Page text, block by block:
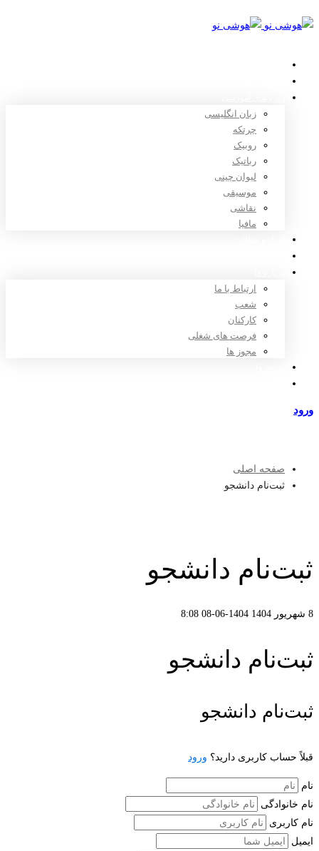
زبان انگلیسی
چرتکه
روبیک
رباتیک
لیوان چینی
موسیقی
نقاشی
مافیا
ارتباط با ما
شعب
کارکنان
فرصت های شغلی
مجوز ها
ورود
صفحه اصلی
ثبت‌نام دانشجو
ثبت‌نام دانشجو
8 شهریور 1404 1404-06-08 8:08
ثبت‌نام دانشجو
ثبت‌نام دانشجو
قبلاً حساب کاربری دارید؟ ورود
نام
نام خانوادگی
نام کاربری
ایمیل